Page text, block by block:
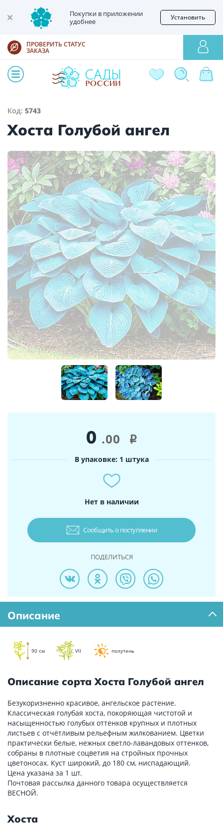
Покупки в приложении
удобнее
Установить
ПРОВЕРИТЬ СТАТУС
ЗАКАЗА
Код: 5743
Хоста Голубой ангел
0 .00 i
В упаковке: 1 штука
Нет в наличии
Сообщить о поступлении
ПОДЕЛИТЬСЯ
Описание
90 см VII полутень
Описание сорта Хоста Голубой ангел
Безукоризненно красивое, ангельское растение.
Классическая голубая хоста, покоряющая чистотой и
насыщенностью голубых оттенков крупных и плотных
листьев с отчётливым рельефным жилкованием. Цветки
практически белые, нежных светло-лавандовых оттенков,
собраны в плотные соцветия на стройных прочных
цветоносах. Куст широкий, до 180 см, ниспадающий.
Цена указана за 1 шт.
Почтовая рассылка данного товара осуществляется
ВЕСНОЙ.
Хоста